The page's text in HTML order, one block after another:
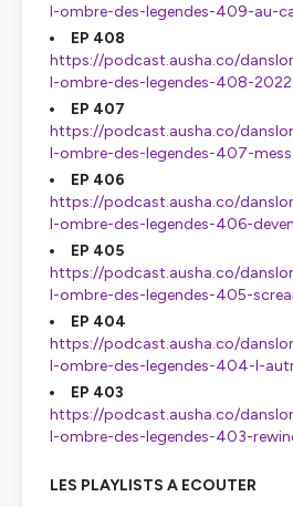
l-ombre-des-legendes-409-au-
EP 408
https://podcast.ausha.co/
l-ombre-des-legendes-408-
EP 407
https://podcast.ausha.co/
l-ombre-des-legendes-407-
EP 406
https://podcast.ausha.co/
l-ombre-des-legendes-406-
EP 405
https://podcast.ausha.co/
l-ombre-des-legendes-405-
EP 404
https://podcast.ausha.co/
l-ombre-des-legendes-404-l-
EP 403
https://podcast.ausha.co/
l-ombre-des-legendes-403-
LES PLAYLISTS A ECOUTER